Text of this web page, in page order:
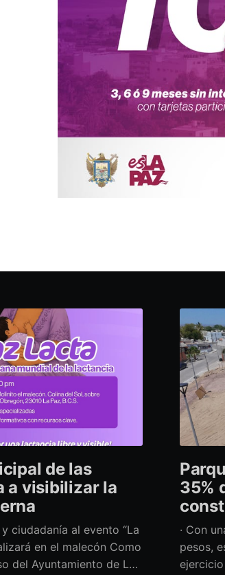
de las
a visibilizar la
ciudadanía al evento “La
en el malecón Como
del Ayuntamiento de La
35%
· Con
pesos,